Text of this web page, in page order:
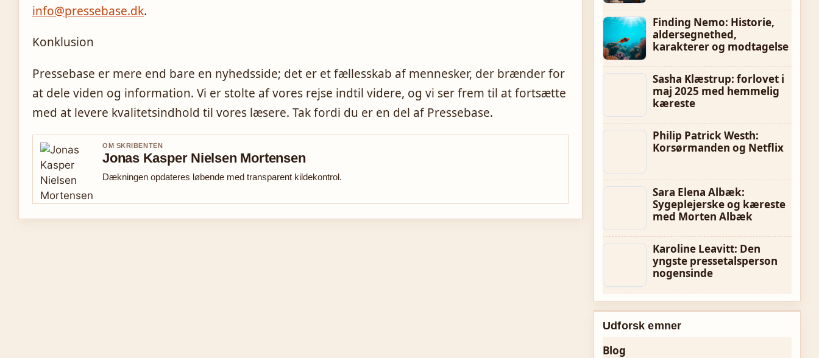
info@pressebase.dk.
Konklusion
Pressebase er mere end bare en nyhedsside; det er et fællesskab af mennesker, der brænder for
at dele viden og information. Vi er stolte af vores rejse indtil videre, og vi ser frem til at fortsætte
med at levere kvalitetsindhold til vores læsere. Tak fordi du er en del af Pressebase.
OM SKRIBENTEN
Jonas Kasper Nielsen Mortensen
Dækningen opdateres løbende med transparent kildekontrol.
Finding Nemo: Historie,
aldersegnethed,
karakterer og modtagelse
Sasha Klæstrup: forlovet i
maj 2025 med hemmelig
kæreste
Philip Patrick Westh:
Korsørmanden og Netflix
Sara Elena Albæk:
Sygeplejerske og kæreste
med Morten Albæk
Karoline Leavitt: Den
yngste pressetalsperson
nogensinde
Udforsk emner
Blog